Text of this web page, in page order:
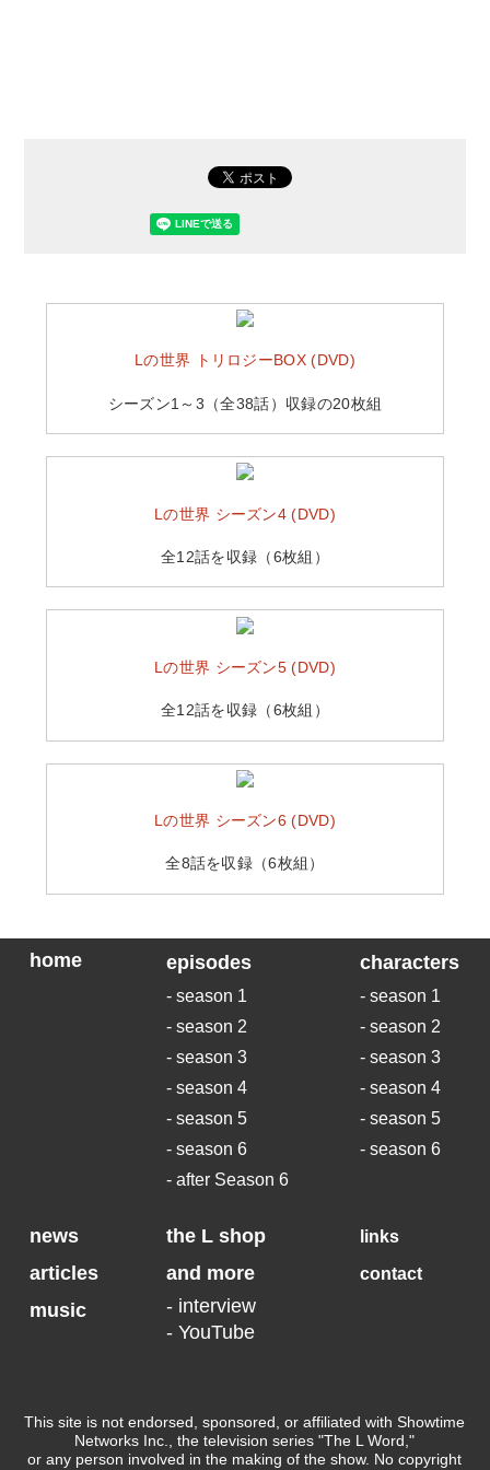
Lの世界 トリロジーBOX (DVD)
シーズン1～3（全38話）収録の20枚組
Lの世界 シーズン4 (DVD)
全12話を収録（6枚組）
Lの世界 シーズン5 (DVD)
全12話を収録（6枚組）
Lの世界 シーズン6 (DVD)
全8話を収録（6枚組）
home episodes
- season 1
- season 2
- season 3
- season 4
- season 5
- season 6
- after Season 6
characters
- season 1
- season 2
- season 3
- season 4
- season 5
- season 6
news
articles
music
the L shop
and more
- interview
- YouTube
links
contact
This site is not endorsed, sponsored, or affiliated with Showtime
Networks Inc., the television series "The L Word,"
or any person involved in the making of the show. No copyright